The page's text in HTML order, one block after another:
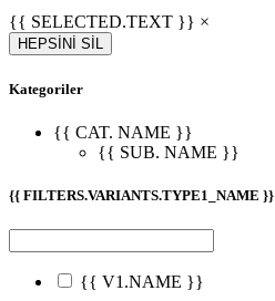
{{ SELECTED.TEXT }} ×
HEPSİNİ SİL
Kategoriler
{{ CAT. NAME }}
{{ SUB. NAME }}
{{ FILTERS.VARIANTS.TYPE1_NAME }}
{{ V1.NAME }}